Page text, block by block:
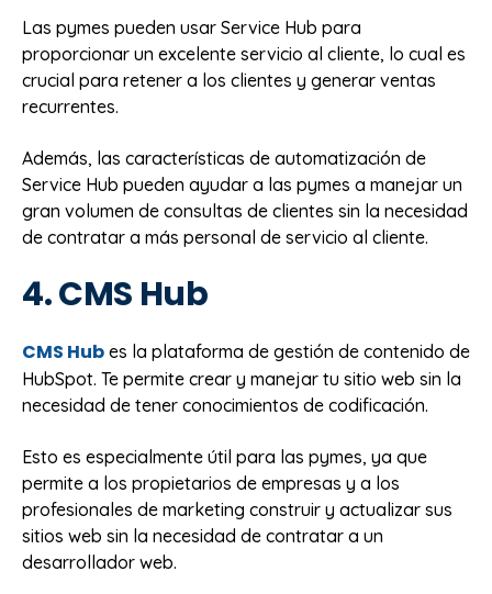
Las pymes pueden usar Service Hub para
proporcionar un excelente servicio al cliente, lo cual es
crucial para retener a los clientes y generar ventas
recurrentes.
Además, las características de automatización de
Service Hub pueden ayudar a las pymes a manejar un
gran volumen de consultas de clientes sin la necesidad
de contratar a más personal de servicio al cliente.
4. CMS Hub
CMS Hub es la plataforma de gestión de contenido de
HubSpot. Te permite crear y manejar tu sitio web sin la
necesidad de tener conocimientos de codificación.
Esto es especialmente útil para las pymes, ya que
permite a los propietarios de empresas y a los
profesionales de marketing construir y actualizar sus
sitios web sin la necesidad de contratar a un
desarrollador web.